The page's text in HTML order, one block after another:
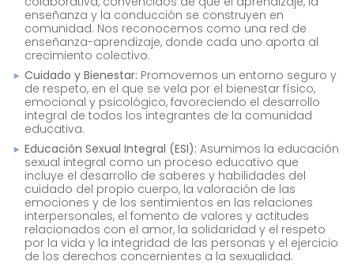
enseñanza y la conducción se construyen en
comunidad. Nos reconocemos como una red de
enseñanza-aprendizaje, donde cada uno aporta al
crecimiento colectivo.
Cuidado y Bienestar: Promovemos un entorno seguro y
de respeto, en el que se vela por el bienestar físico,
emocional y psicológico, favoreciendo el desarrollo
integral de todos los integrantes de la comunidad
educativa.
Educación Sexual Integral (ESI): Asumimos la educación
sexual integral como un proceso educativo que
incluye el desarrollo de saberes y habilidades del
cuidado del propio cuerpo, la valoración de las
emociones y de los sentimientos en las relaciones
interpersonales, el fomento de valores y actitudes
relacionados con el amor, la solidaridad y el respeto
por la vida y la integridad de las personas y el ejercicio
de los derechos concernientes a la sexualidad.